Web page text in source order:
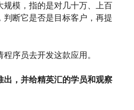
规模，指的是对几十万、上百
判断它是否是目标客户，再提
序员去开发这款应用。
出，并给精英汇的学员和观察